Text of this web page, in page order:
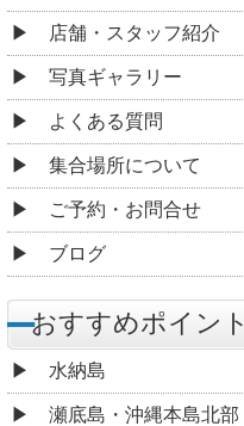
店舗・スタッフ紹介
写真ギャラリー
よくある質問
集合場所について
ご予約・お問合せ
ブログ
おすすめポイント
水納島
瀬底島・沖縄本島北部